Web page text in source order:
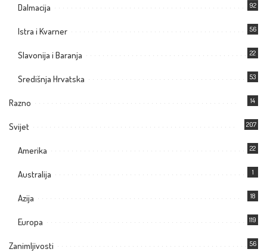
Dalmacija 92
Istra i Kvarner 56
Slavonija i Baranja 22
Središnja Hrvatska 53
Razno 14
Svijet 207
Amerika 22
Australija 1
Azija 18
Europa 119
Zanimljivosti 56